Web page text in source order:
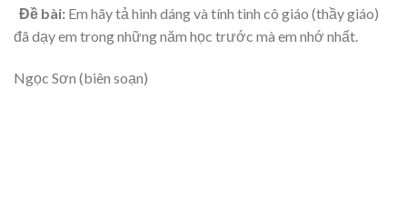
Đề bài: Em hãy tả hình dáng và tính tình cô giáo (thầy giáo)
đã dạy em trong những năm học trước mà em nhớ nhất.
Ngọc Sơn (biên soạn)